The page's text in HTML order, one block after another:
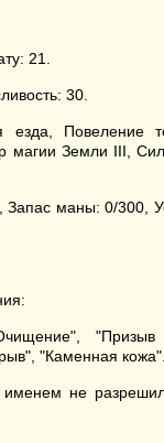
21.
30.
езда, Повеление
магии Земли III,
Запас маны: 0/300,
"Призыв
"Каменная кожа".
не